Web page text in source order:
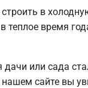
в
теплое время
или сада
сайте вы